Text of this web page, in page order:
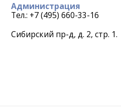
Администрация
Тел.: +7 (495) 660-33-16
Сибирский пр-д, д. 2, стр. 1.